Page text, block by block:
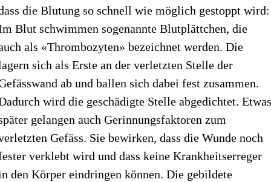
die Blutung so schnell wie möglich gestoppt wird:
Blut schwimmen sogenannte Blutplättchen, die
als «Thrombozyten» bezeichnet werden. Die
sich als Erste an der verletzten Stelle der
ab und ballen sich dabei fest zusammen.
wird die geschädigte Stelle abgedichtet.
gelangen auch Gerinnungsfaktoren zum
Gefäss. Sie bewirken, dass die Wunde noch
verklebt wird und dass keine Krankheitserreger
den Körper eindringen können. Die gebildete